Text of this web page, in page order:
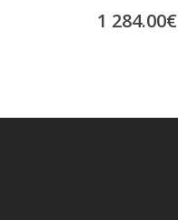
1 284.00€